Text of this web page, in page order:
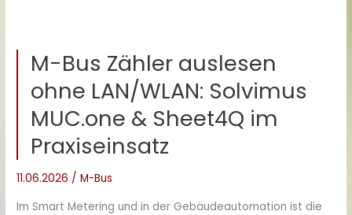
M-Bus Zähler auslesen
ohne LAN/WLAN: Solvimus
MUC.one & Sheet4Q im
Praxiseinsatz
11.06.2026 /M-Bus
Im Smart Metering und in der Gebäudeautomation ist die